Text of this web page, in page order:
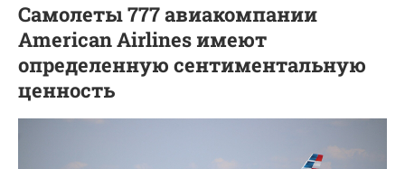
Самолеты 777 авиакомпании
American Airlines имеют
определенную сентиментальную
ценность